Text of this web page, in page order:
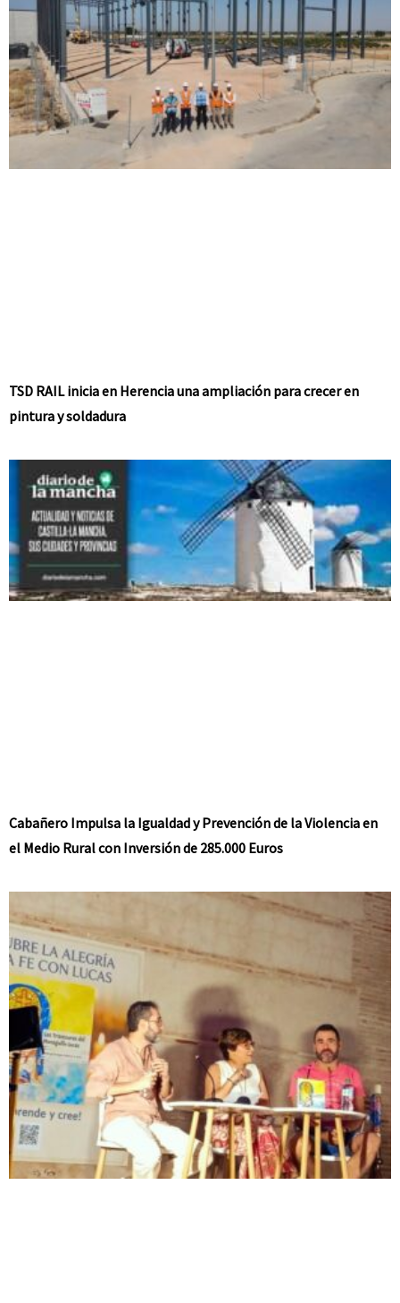
TSD RAIL inicia en Herencia una ampliación para crecer en
pintura y soldadura
Cabañero Impulsa la Igualdad y Prevención de la Violencia en
el Medio Rural con Inversión de 285.000 Euros